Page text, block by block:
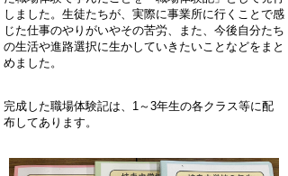
しました。生徒たちが、実際に事業所に行くことで感
じた仕事のやりがいやその苦労、また、今後自分たち
の生活や進路選択に生かしていきたいことなどをまと
めました。
完成した職場体験記は、1～3年生の各クラス等に配
布してあります。